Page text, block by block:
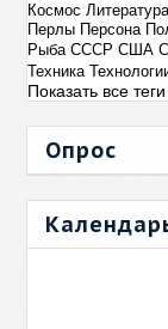
Космос
Перлы Персона
Рыба СССР США
Техника
Показать все теги
Опрос